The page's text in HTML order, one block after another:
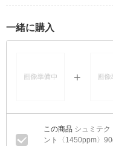
一緒に購入
シュミテク
ント〈1450ppm〉